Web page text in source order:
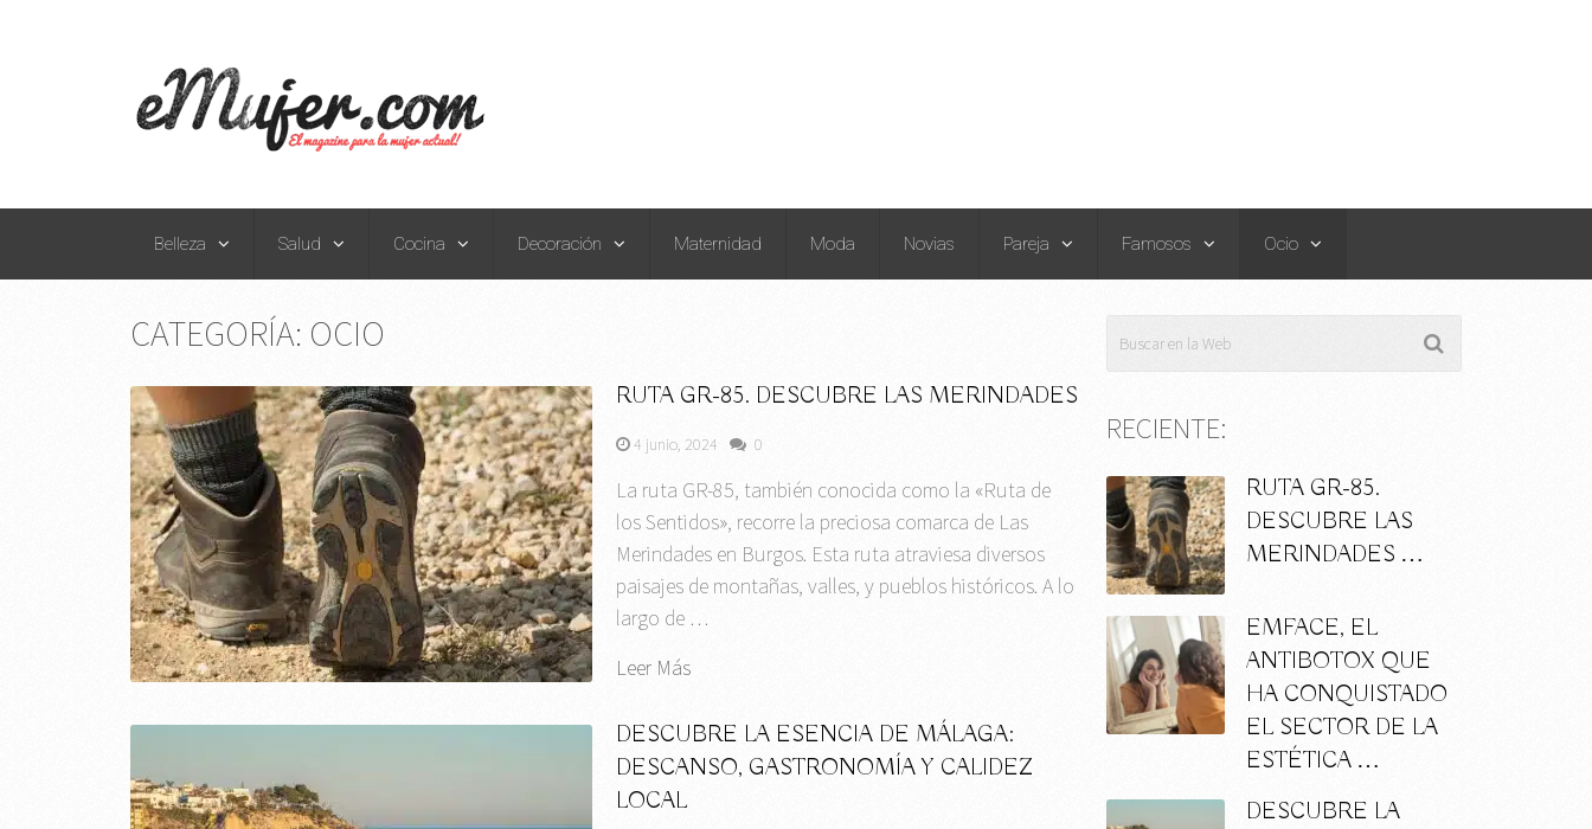
Belleza Salud Cocina Decoración Maternidad Moda Novias Pareja Famosos Ocio
CATEGORÍA: OCIO
RUTA GR-85. DESCUBRE LAS MERINDADES
4 junio, 2024 0
La ruta GR-85, también conocida como la «Ruta de
los Sentidos», recorre la preciosa comarca de Las
Merindades en Burgos. Esta ruta atraviesa diversos
paisajes de montañas, valles, y pueblos históricos. A lo
largo de …
Leer Más
DESCUBRE LA ESENCIA DE MÁLAGA:
DESCANSO, GASTRONOMÍA Y CALIDEZ
LOCAL
RECIENTE:
RUTA GR-85.
DESCUBRE LAS
MERINDADES …
EMFACE, EL
ANTIBOTOX QUE
HA CONQUISTADO
EL SECTOR DE LA
ESTÉTICA …
DESCUBRE LA